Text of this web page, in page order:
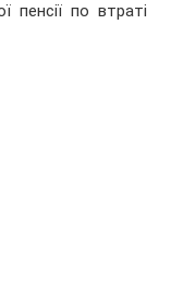
пенсії по втраті